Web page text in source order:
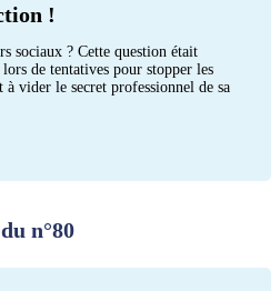
!
sociaux ? Cette question était
de tentatives pour stopper les
vider le secret professionnel de sa
n°80